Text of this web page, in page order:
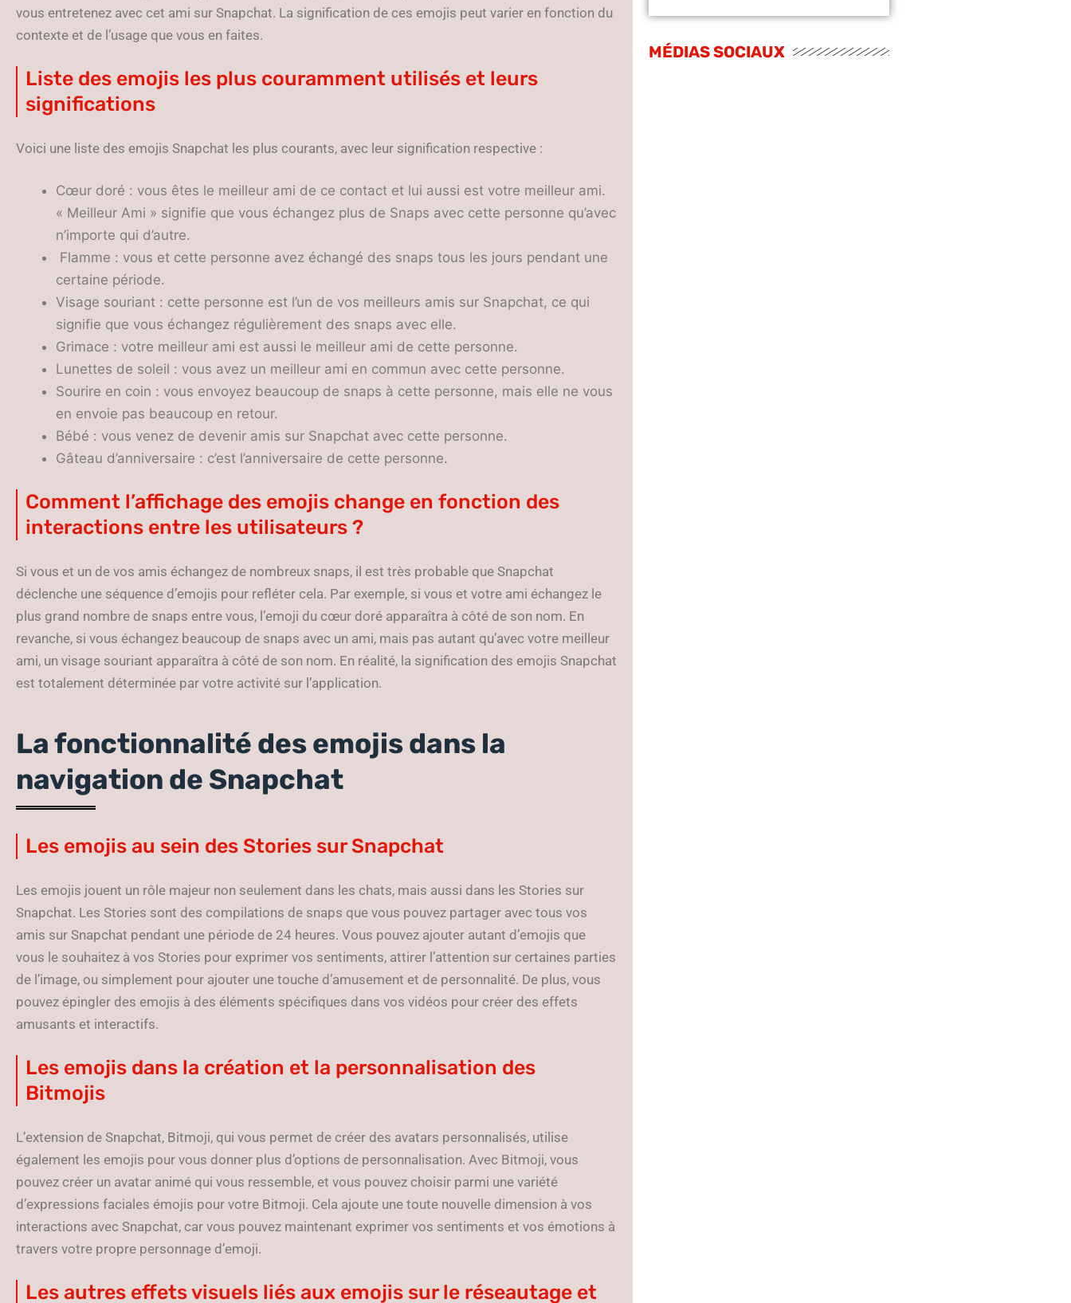
vous entretenez avec cet ami sur Snapchat. La signification de ces emojis peut varier en fonction du
contexte et de l’usage que vous en faites.
Liste des emojis les plus couramment utilisés et leurs
significations
Voici une liste des emojis Snapchat les plus courants, avec leur signification respective :
Cœur doré : vous êtes le meilleur ami de ce contact et lui aussi est votre meilleur ami.
« Meilleur Ami » signifie que vous échangez plus de Snaps avec cette personne qu’avec
n’importe qui d’autre.
Flamme : vous et cette personne avez échangé des snaps tous les jours pendant une
certaine période.
Visage souriant : cette personne est l’un de vos meilleurs amis sur Snapchat, ce qui
signifie que vous échangez régulièrement des snaps avec elle.
Grimace : votre meilleur ami est aussi le meilleur ami de cette personne.
Lunettes de soleil : vous avez un meilleur ami en commun avec cette personne.
Sourire en coin : vous envoyez beaucoup de snaps à cette personne, mais elle ne vous
en envoie pas beaucoup en retour.
Bébé : vous venez de devenir amis sur Snapchat avec cette personne.
Gâteau d’anniversaire : c’est l’anniversaire de cette personne.
Comment l’affichage des emojis change en fonction des
interactions entre les utilisateurs ?
Si vous et un de vos amis échangez de nombreux snaps, il est très probable que Snapchat
déclenche une séquence d’emojis pour refléter cela. Par exemple, si vous et votre ami échangez le
plus grand nombre de snaps entre vous, l’emoji du cœur doré apparaîtra à côté de son nom. En
revanche, si vous échangez beaucoup de snaps avec un ami, mais pas autant qu’avec votre meilleur
ami, un visage souriant apparaîtra à côté de son nom. En réalité, la signification des emojis Snapchat
est totalement déterminée par votre activité sur l’application.
La fonctionnalité des emojis dans la
navigation de Snapchat
Les emojis au sein des Stories sur Snapchat
Les emojis jouent un rôle majeur non seulement dans les chats, mais aussi dans les Stories sur
Snapchat. Les Stories sont des compilations de snaps que vous pouvez partager avec tous vos
amis sur Snapchat pendant une période de 24 heures. Vous pouvez ajouter autant d’emojis que
vous le souhaitez à vos Stories pour exprimer vos sentiments, attirer l’attention sur certaines parties
de l’image, ou simplement pour ajouter une touche d’amusement et de personnalité. De plus, vous
pouvez épingler des emojis à des éléments spécifiques dans vos vidéos pour créer des effets
amusants et interactifs.
Les emojis dans la création et la personnalisation des
Bitmojis
L’extension de Snapchat, Bitmoji, qui vous permet de créer des avatars personnalisés, utilise
également les emojis pour vous donner plus d’options de personnalisation. Avec Bitmoji, vous
pouvez créer un avatar animé qui vous ressemble, et vous pouvez choisir parmi une variété
d’expressions faciales émojis pour votre Bitmoji. Cela ajoute une toute nouvelle dimension à vos
interactions avec Snapchat, car vous pouvez maintenant exprimer vos sentiments et vos émotions à
travers votre propre personnage d’emoji.
Les autres effets visuels liés aux emojis sur le réseautage et
MÉDIAS SOCIAUX